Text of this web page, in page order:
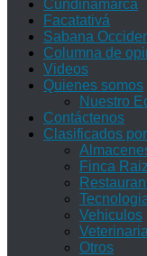
Cundinamarca
Facatativá
Sabana
Columna de
Videos
Quienes somos
Nuestro
Contáctenos
Clasificados
Finca Raiz
Vehiculos
Otros